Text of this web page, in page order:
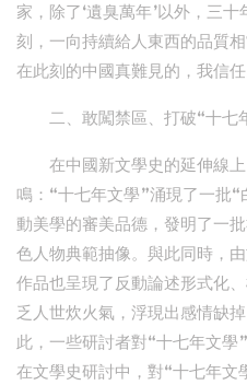
家，除了‘遺臭萬年’以外，三
刻，一向持續給人東西的品質
在此刻的中國真難見的，我信
二、敢闖禁區、打破“十七
在中國新文學史的延伸線
鳴：“十七年文學”涌現了一批
動美學的審美品德，發明了一
色人物典範抽像。與此同時，
作品也呈現了反動論述形式化
乏人世炊火氣，浮現出感情缺
此，一些研討者對“十七年文
在文學史研討中，對“十七年